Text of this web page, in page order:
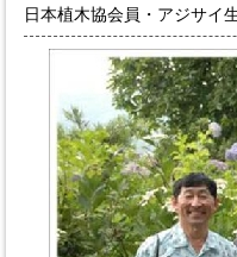
日本植木協会員・アジサイ